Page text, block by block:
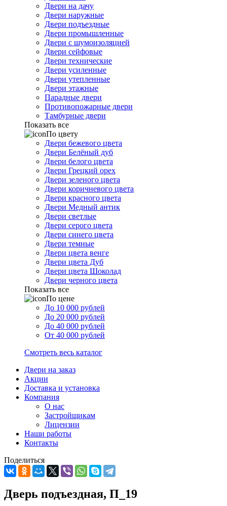
Двери на дачу
Двери наружные
Двери подъездные
Двери промышленные
Двери с шумоизоляцией
Двери сейфовые
Двери технические
Двери усиленные
Двери утепленные
Двери этажные
Парадные двери
Противопожарные двери
Тамбурные двери
Показать все
По цвету
Двери бежевого цвета
Двери Белёный дуб
Двери белого цвета
Двери Грецкий орех
Двери зеленого цвета
Двери коричневого цвета
Двери красного цвета
Двери Медный антик
Двери светлые
Двери серого цвета
Двери синего цвета
Двери темные
Двери цвета венге
Двери цвета Дуб
Двери цвета Шоколад
Двери черного цвета
Показать все
По цене
До 10 000 рублей
До 20 000 рублей
До 40 000 рублей
От 40 000 рублей
Смотреть весь каталог
Двери на заказ
Акции
Доставка и установка
Компания
О нас
Застройщикам
Лицензии
Наши работы
Контакты
Поделиться
Дверь подъездная, П_19